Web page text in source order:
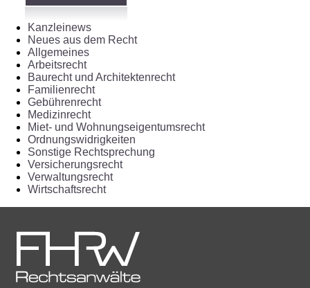
Kanzleinews
Neues aus dem Recht
Allgemeines
Arbeitsrecht
Baurecht und Architektenrecht
Familienrecht
Gebührenrecht
Medizinrecht
Miet- und Wohnungseigentumsrecht
Ordnungswidrigkeiten
Sonstige Rechtsprechung
Versicherungsrecht
Verwaltungsrecht
Wirtschaftsrecht